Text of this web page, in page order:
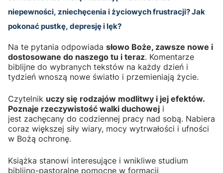
niepewności, zniechęcenia i życiowych frustracji? Jak
pokonać pustkę, depresję i lęk?
Na te pytania odpowiada słowo Boże, zawsze nowe i
dostosowane do naszego tu i teraz. Komentarze
biblijne do wybranych tekstów na każdy dzień i
tydzień wnoszą nowe światło i przemieniają życie.
Czytelnik uczy się rodzajów modlitwy i jej efektów.
Poznaje rzeczywistość walki duchowej i
jest zachęcany do codziennej pracy nad sobą. Nabiera
coraz większej siły wiary, mocy wytrwałości i ufności
w Bożą ochronę.
Książka stanowi interesujące i wnikliwe studium
biblijno-pastoralne pomocne w formacji